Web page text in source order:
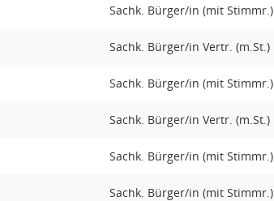
Sachk. Bürger/in (mit Stimmr.)
Sachk. Bürger/in Vertr. (m.St.)
Sachk. Bürger/in (mit Stimmr.)
Sachk. Bürger/in Vertr. (m.St.)
Sachk. Bürger/in (mit Stimmr.)
Sachk. Bürger/in (mit Stimmr.)